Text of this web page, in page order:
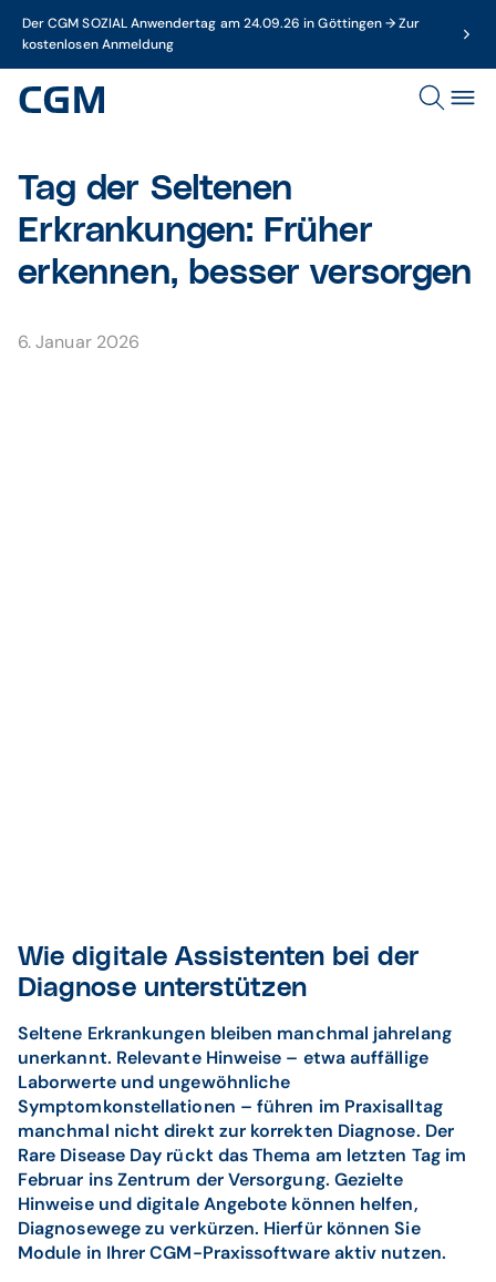
Der CGM SOZIAL Anwendertag am 24.09.26 in Göttingen → Zur
kostenlosen Anmeldung
Tag der Seltenen
Erkrankungen: Früher
erkennen, besser versorgen
6. Januar 2026
Wie digitale Assistenten bei der
Diagnose unterstützen
Seltene Erkrankungen bleiben manchmal jahrelang
unerkannt. Relevante Hinweise – etwa auffällige
Laborwerte und ungewöhnliche
Symptomkonstellationen – führen im Praxisalltag
manchmal nicht direkt zur korrekten Diagnose. Der
Rare Disease Day rückt das Thema am letzten Tag im
Februar ins Zentrum der Versorgung. Gezielte
Hinweise und digitale Angebote können helfen,
Diagnosewege zu verkürzen. Hierfür können Sie
Module in Ihrer CGM-Praxissoftware aktiv nutzen.